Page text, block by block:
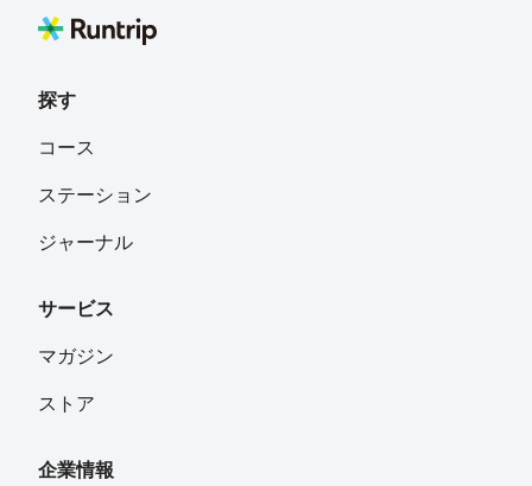
探す
コース
ステーション
ジャーナル
サービス
マガジン
ストア
企業情報